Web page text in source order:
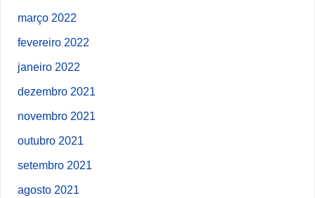
março 2022
fevereiro 2022
janeiro 2022
dezembro 2021
novembro 2021
outubro 2021
setembro 2021
agosto 2021